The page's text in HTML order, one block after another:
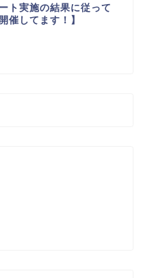
ト実施の結果に従って
催してます！】